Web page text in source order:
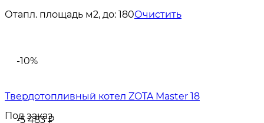
Отапл. площадь м2, до: 180Очистить
-10%
-5 483₽
Твердотопливный котел ZOTA Master 18
Под заказ